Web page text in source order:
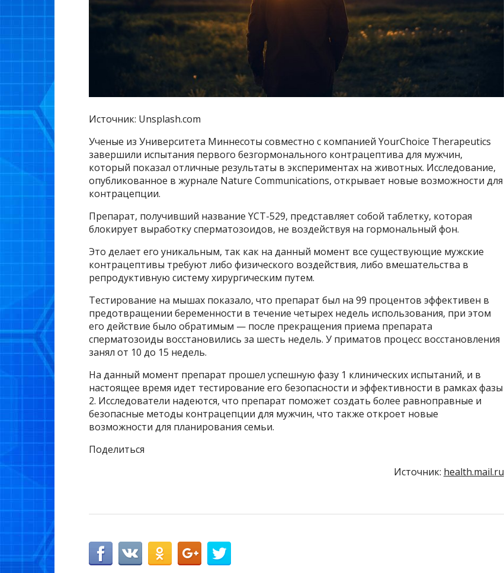
Источник: Unsplash.com
Ученые из Университета Миннесоты совместно с компанией YourChoice Therapeutics
завершили испытания первого безгормонального контрацептива для мужчин,
который показал отличные результаты в экспериментах на животных. Исследование,
опубликованное в журнале Nature Communications, открывает новые возможности для
контрацепции.
Препарат, получивший название YCT-529, представляет собой таблетку, которая
блокирует выработку сперматозоидов, не воздействуя на гормональный фон.
Это делает его уникальным, так как на данный момент все существующие мужские
контрацептивы требуют либо физического воздействия, либо вмешательства в
репродуктивную систему хирургическим путем.
Тестирование на мышах показало, что препарат был на 99 процентов эффективен в
предотвращении беременности в течение четырех недель использования, при этом
его действие было обратимым — после прекращения приема препарата
сперматозоиды восстановились за шесть недель. У приматов процесс восстановления
занял от 10 до 15 недель.
На данный момент препарат прошел успешную фазу 1 клинических испытаний, и в
настоящее время идет тестирование его безопасности и эффективности в рамках фазы
2. Исследователи надеются, что препарат поможет создать более равноправные и
безопасные методы контрацепции для мужчин, что также откроет новые
возможности для планирования семьи.
Поделиться
Источник: health.mail.ru